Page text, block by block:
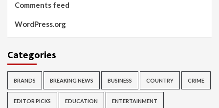
Comments feed
WordPress.org
Categories
BRANDS BREAKING NEWS BUSINESS COUNTRY CRIME
EDITOR PICKS EDUCATION ENTERTAINMENT